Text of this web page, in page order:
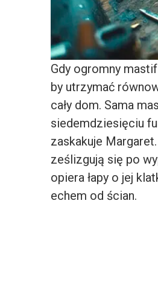
Gdy ogromny
by utrzymać
cały dom. Sama
siedemdziesięciu
zaskakuje
ześlizgują się po
opiera łapy o jej
echem od ścian.